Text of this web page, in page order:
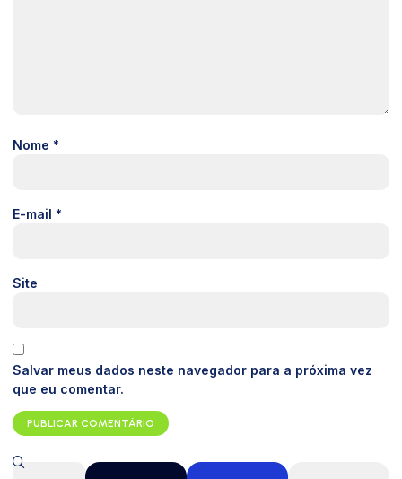
Nome *
E-mail *
Site
Salvar meus dados neste navegador para a próxima vez
que eu comentar.